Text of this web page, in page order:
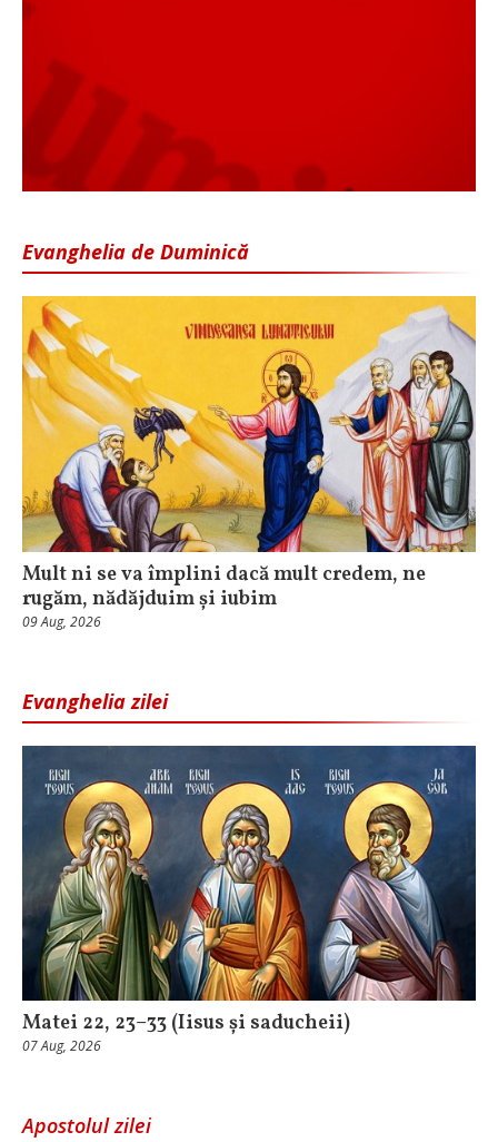
Evanghelia de Duminică
Mult ni se va împlini dacă mult credem, ne
rugăm, nădăjduim și iubim
09 Aug, 2026
Evanghelia zilei
Matei 22, 23–33 (Iisus și saducheii)
07 Aug, 2026
Apostolul zilei